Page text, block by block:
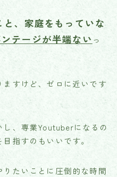
と、家庭をもっていな
テージが半端ない っ
ますけど、ゼロに近いです
、専業Youtuberになるの
指すのもいいです。
たいことに圧倒的な時間